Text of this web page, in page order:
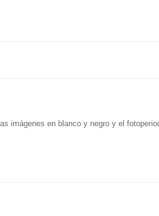
imágenes en blanco y negro y el